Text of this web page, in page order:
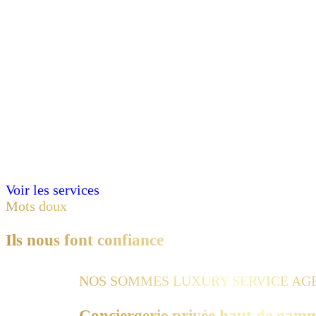
Voir les services
Mots doux
Ils nous font confiance
NOS SOMMES LUXURY SERVICE